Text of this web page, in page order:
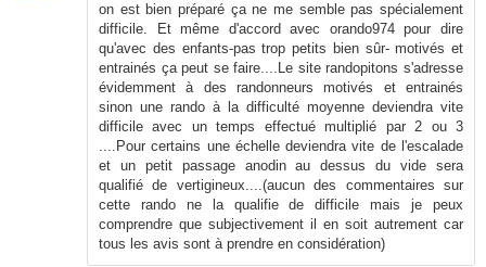
on est bien préparé ça ne me semble pas spécialement
difficile. Et même d'accord avec orando974 pour dire
qu'avec des enfants-pas trop petits bien sûr- motivés et
entrainés ça peut se faire....Le site randopitons s'adresse
évidemment à des randonneurs motivés et entrainés
sinon une rando à la difficulté moyenne deviendra vite
difficile avec un temps effectué multiplié par 2 ou 3
....Pour certains une échelle deviendra vite de l'escalade
et un petit passage anodin au dessus du vide sera
qualifié de vertigineux....(aucun des commentaires sur
cette rando ne la qualifie de difficile mais je peux
comprendre que subjectivement il en soit autrement car
tous les avis sont à prendre en considération)